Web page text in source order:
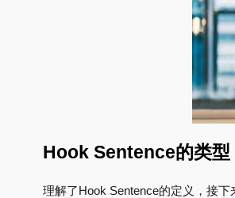
Hook Sentence的类型
理解了Hook Sentence的定义，接